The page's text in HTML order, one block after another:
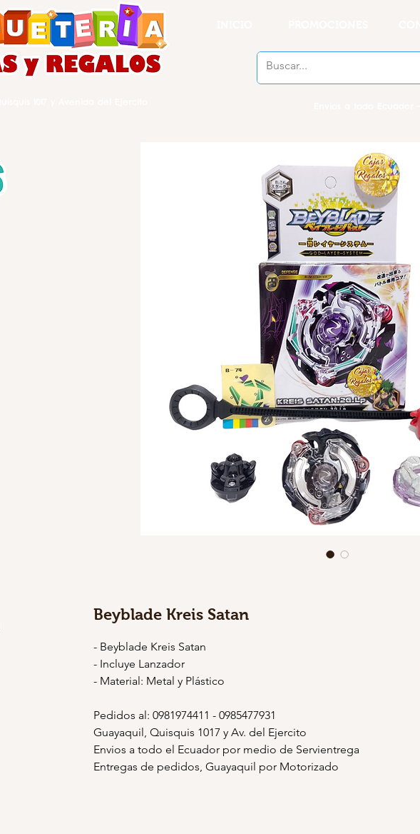
Beyblade Kreis Satan
- Beyblade Kreis Satan
- Incluye Lanzador
- Material: Metal y Plástico
Pedidos al: 0981974411 - 0985477931
Guayaquil, Quisquis 1017 y Av. del Ejercito
Envios a todo el Ecuador por medio de Servientrega
Entregas de pedidos, Guayaquil por Motorizado